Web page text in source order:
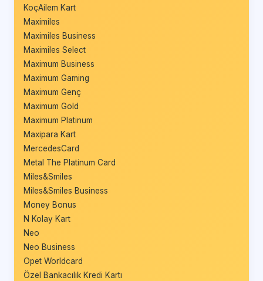
KoçAilem Kart
Maximiles
Maximiles Business
Maximiles Select
Maximum Business
Maximum Gaming
Maximum Genç
Maximum Gold
Maximum Platinum
Maxipara Kart
MercedesCard
Metal The Platinum Card
Miles&Smiles
Miles&Smiles Business
Money Bonus
N Kolay Kart
Neo
Neo Business
Opet Worldcard
Özel Bankacılık Kredi Kartı